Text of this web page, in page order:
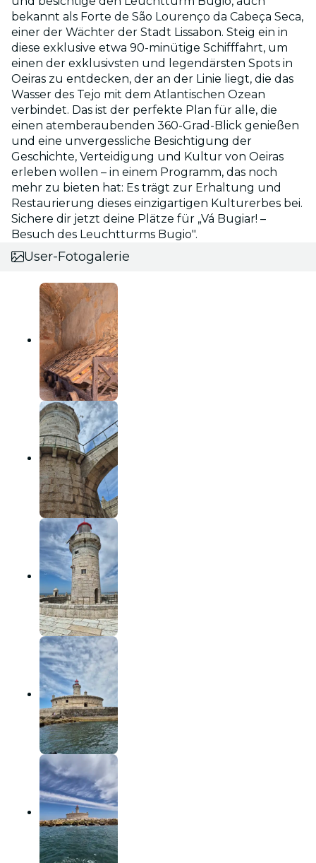
bekannt als Forte de São Lourenço da Cabeça Seca,
einer der Wächter der Stadt Lissabon. Steig ein in
diese exklusive etwa 90-minütige Schifffahrt, um
einen der exklusivsten und legendärsten Spots in
Oeiras zu entdecken, der an der Linie liegt, die das
Wasser des Tejo mit dem Atlantischen Ozean
verbindet. Das ist der perfekte Plan für alle, die
einen atemberaubenden 360-Grad-Blick genießen
und eine unvergessliche Besichtigung der
Geschichte, Verteidigung und Kultur von Oeiras
erleben wollen – in einem Programm, das noch
mehr zu bieten hat: Es trägt zur Erhaltung und
Restaurierung dieses einzigartigen Kulturerbes bei.
Sichere dir jetzt deine Plätze für „Vá Bugiar! –
Besuch des Leuchtturms Bugio".
User-Fotogalerie